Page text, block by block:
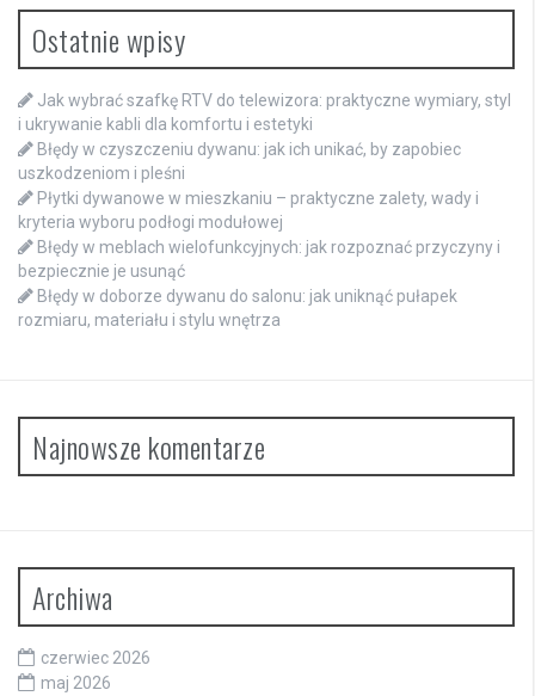
Ostatnie wpisy
Jak wybrać szafkę RTV do telewizora: praktyczne wymiary, styl
i ukrywanie kabli dla komfortu i estetyki
Błędy w czyszczeniu dywanu: jak ich unikać, by zapobiec
uszkodzeniom i pleśni
Płytki dywanowe w mieszkaniu – praktyczne zalety, wady i
kryteria wyboru podłogi modułowej
Błędy w meblach wielofunkcyjnych: jak rozpoznać przyczyny i
bezpiecznie je usunąć
Błędy w doborze dywanu do salonu: jak uniknąć pułapek
rozmiaru, materiału i stylu wnętrza
Najnowsze komentarze
Archiwa
czerwiec 2026
maj 2026